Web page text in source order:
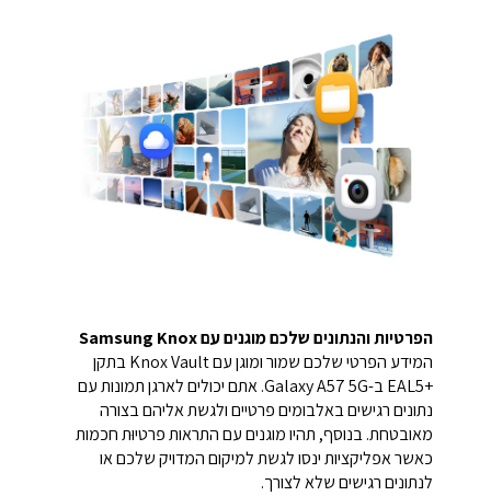
הפרטיות והנתונים שלכם מוגנים עם Samsung Knox
המידע הפרטי שלכם שמור ומוגן עם Knox Vault בתקן
+EAL5 ב-Galaxy A57 5G. אתם יכולים לארגן תמונות עם
נתונים רגישים באלבומים פרטיים ולגשת אליהם בצורה
מאובטחת. בנוסף, תהיו מוגנים עם התראות פרטיוּת חכמות
כאשר אפליקציות ינסו לגשת למיקום המדויק שלכם או
לנתונים רגישים שלא לצורך.